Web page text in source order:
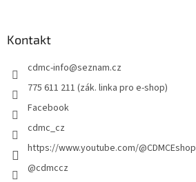
Kontakt
cdmc-info@seznam.cz
775 611 211 (zák. linka pro e-shop)
Facebook
cdmc_cz
https://www.youtube.com/@CDMCEshop
@cdmccz